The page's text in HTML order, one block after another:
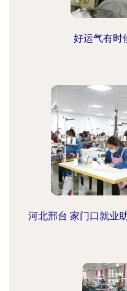
好运气有时
河北邢台 家门口就业